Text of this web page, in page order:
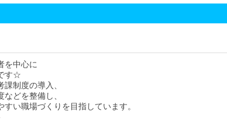
を中心に
す☆
制度の導入、
どを整備し、
い職場づくりを目指しています。